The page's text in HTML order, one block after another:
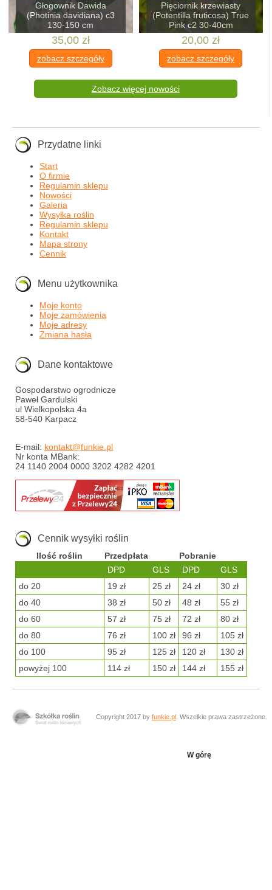
Głogownik Dawida
(Photinia davidiana) c3
130-150 cm
35,00 zł
zobacz szczegóły
Pięciornik krzewiasty
(Potentilla fruticosa) True
Pink c2 30-40cm
20,00 zł
zobacz szczegóły
Zobacz więcej nowości
Przydatne linki
Start
O firmie
Regulamin sklepu
Nowości
Galeria
Wysyłka roślin
Regulamin sklepu
Kontakt
Mapa strony
Cennik
Menu użytkownika
Moje konto
Moje zamówienia
Moje adresy
Zmiana hasła
Dane kontaktowe
Gospodarstwo ogrodnicze
Paweł Gardulski
ul Wielkopolska 4a
58-540 Karpacz
E-mail: kontakt@funkie.pl
Nr konta MBank:
24 1140 2004 0000 3202 4282 4201
Cennik wysyłki roślin
Ilość roślin Przedpłata
Pobranie
DPD
GLS DPD
GLS
do 20
19 zł 25 zł 24 zł
30 zł
do 40
38 zł 50 zł 48 zł
55 zł
do 60
57 zł 75 zł 72 zł
80 zł
do 80
76 zł 100 zł 96 zł
105 zł
do 100
95 zł 125 zł 120 zł
130 zł
powyżej 100
114 zł 150 zł 144 zł 155 zł
Copyright 2017 by funkie.pl . Wszelkie prawa zastrzeżone.
W górę